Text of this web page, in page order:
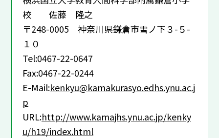
校 佐藤 隆之
〒248-0005 神奈川県鎌倉市雪ノ下３-５-
１０
Tel:0467-22-0647
Fax:0467-22-0244
E-Mail:kenkyu@kamakurasyo.edhs.ynu.ac.j
p
URL:http://www.kamajhs.ynu.ac.jp/kenky
u/h19/index.html